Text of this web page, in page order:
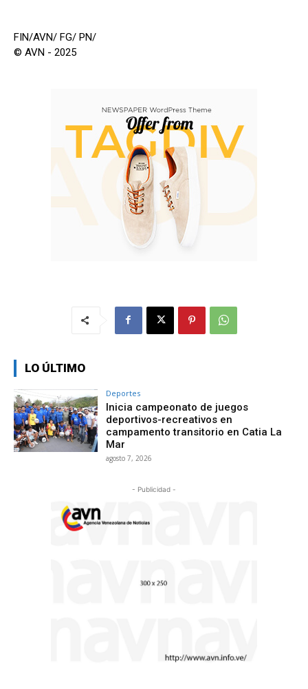
FIN/AVN/ FG/ PN/
© AVN - 2025
LO ÚLTIMO
Deportes
Inicia campeonato de juegos
deportivos-recreativos en
campamento transitorio en Catia La
Mar
agosto 7, 2026
- Publicidad -